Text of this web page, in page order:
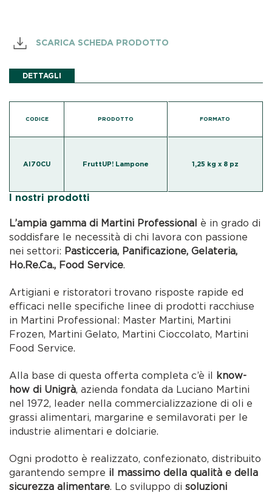
SCARICA SCHEDA PRODOTTO
DETTAGLI
CODICE PRODOTTO
AI70CU FruttUP! Lampone
FORMATO
1,25 kg x 8 pz
I nostri prodotti
L’ampia gamma di Martini Professional è in grado di
soddisfare le necessità di chi lavora con passione
nei settori: Pasticceria, Panificazione, Gelateria,
Ho.Re.Ca., Food Service.
Artigiani e ristoratori trovano risposte rapide ed
efficaci nelle specifiche linee di prodotti racchiuse
in Martini Professional: Master Martini, Martini
Frozen, Martini Gelato, Martini Cioccolato, Martini
Food Service.
Alla base di questa offerta completa c’è il know-
how di Unigrà, azienda fondata da Luciano Martini
nel 1972, leader nella commercializzazione di oli e
grassi alimentari, margarine e semilavorati per le
industrie alimentari e dolciarie.
Ogni prodotto è realizzato, confezionato, distribuito
garantendo sempre il massimo della qualità e della
sicurezza alimentare. Lo sviluppo disoluzioni